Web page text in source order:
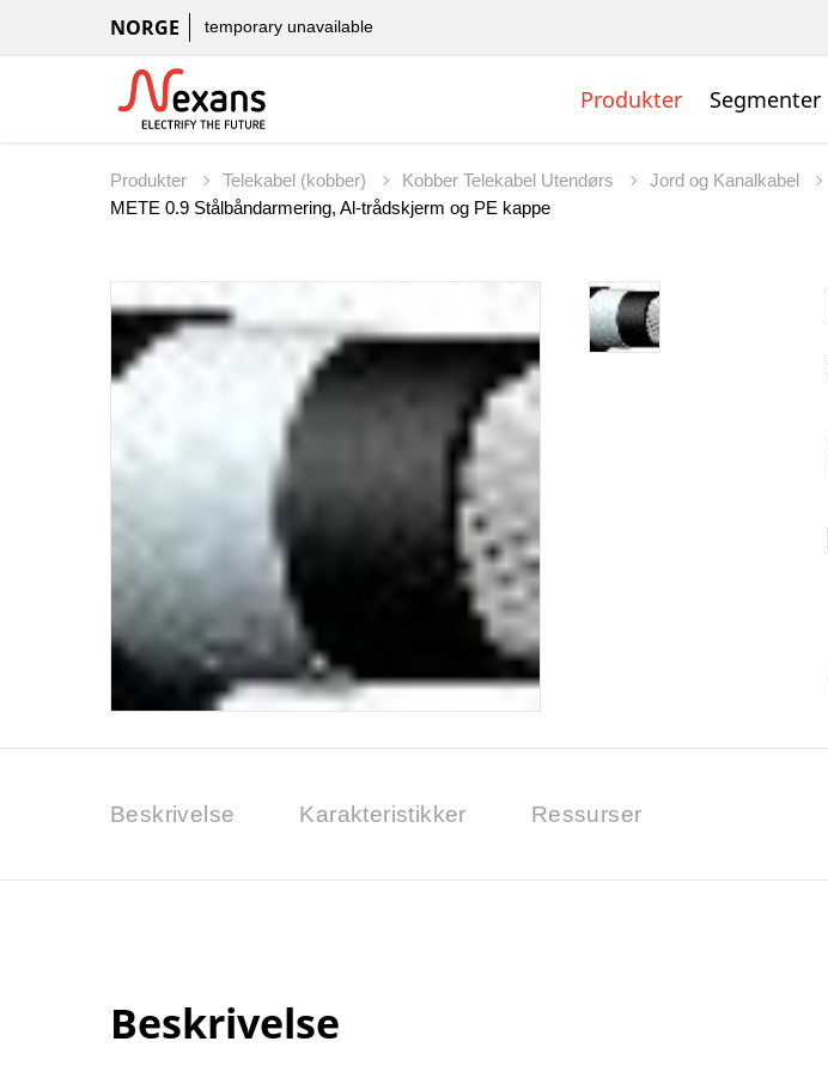
NORGE temporary unavailable
Produkter Segmenter
Produkter Telekabel (kobber) Kobber Telekabel Utendørs
Jord og Kanalkabel
METE 0.9 Stålbåndarmering, Al-trådskjerm og PE kappe
Beskrivelse Karakteristikker Ressurser
Beskrivelse